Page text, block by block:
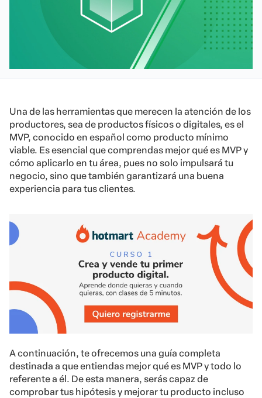
Una de las herramientas que merecen la atención de los
productores, sea de productos físicos o digitales, es el
MVP, conocido en español como producto mínimo
viable. Es esencial que comprendas mejor qué es MVP y
cómo aplicarlo en tu área, pues no solo impulsará tu
negocio, sino que también garantizará una buena
experiencia para tus clientes.
A continuación, te ofrecemos una guía completa
destinada a que entiendas mejor qué es MVP y todo lo
referente a él. De esta manera, serás capaz de
comprobar tus hipótesis y mejorar tu producto incluso